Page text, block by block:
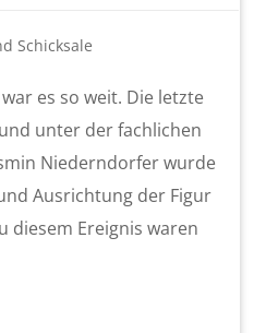
Schicksale
es so weit. Die letzte
unter der fachlichen
Niederndorfer wurde
Ausrichtung der Figur
diesem Ereignis waren